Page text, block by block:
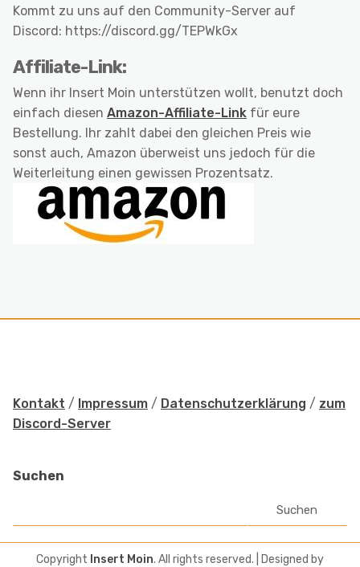
Kommt zu uns auf den Community-Server auf
Discord: https://discord.gg/TEPWkGx
Affiliate-Link:
Wenn ihr Insert Moin unterstützen wollt, benutzt doch
einfach diesen Amazon-Affiliate-Link für eure
Bestellung. Ihr zahlt dabei den gleichen Preis wie
sonst auch, Amazon überweist uns jedoch für die
Weiterleitung einen gewissen Prozentsatz.
Kontakt / Impressum / Datenschutzerklärung / zum
Discord-Server
Suchen
Suchen
Copyright Insert Moin. All rights reserved. | Designed by